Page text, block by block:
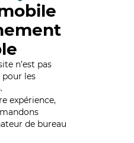
n’est pas
les
expérience,
de bureau